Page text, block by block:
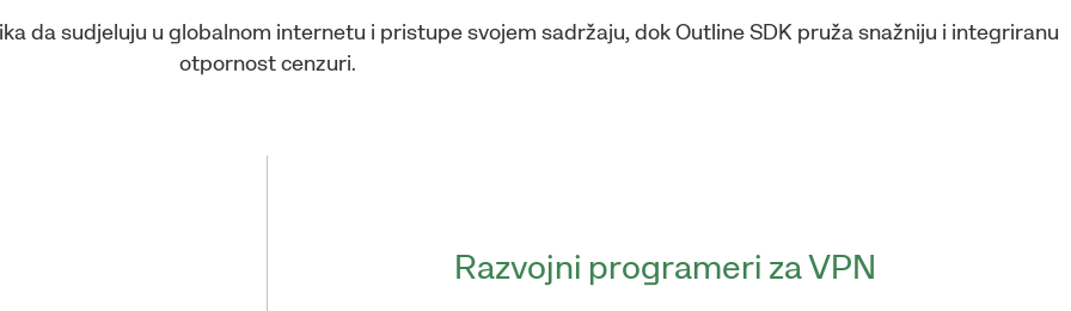
da sudjeluju u globalnom internetu i pristupe svojem sadržaju, dok Outline SDK pruža snažniju i integriranu
otpornost cenzuri.
Razvojni programeri za VPN